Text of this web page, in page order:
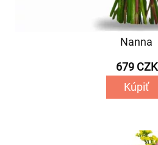
Nanna
679 CZK
Kúpiť